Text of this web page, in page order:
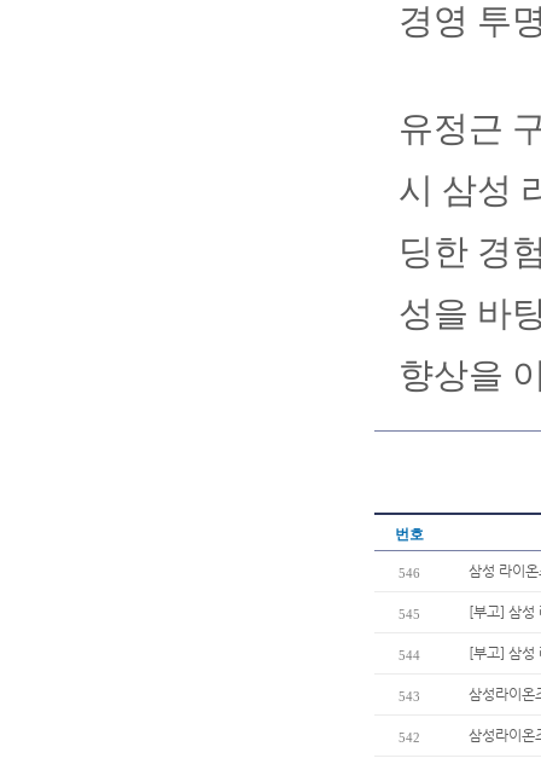
경영 투
유정근
시 삼성
딩한 경
성을 바
향상을
번호
546 삼성 라이
545 [부고] 삼성
544 [부고] 삼성
543 삼성라이온
542 삼성라이온